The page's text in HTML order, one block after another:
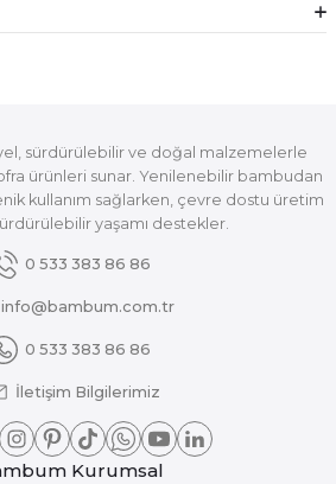
sürdürülebilir ve doğal malzemelerle
ürünleri sunar. Yenilenebilir bambudan
kullanım sağlarken, çevre dostu üretim
yaşamı destekler.
0 533 383 86 86
info@bambum.com.tr
0 533 383 86 86
İletişim Bilgilerimiz
Kurumsal